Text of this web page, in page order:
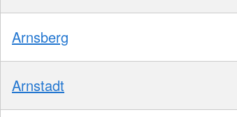
Arnsberg
Arnstadt